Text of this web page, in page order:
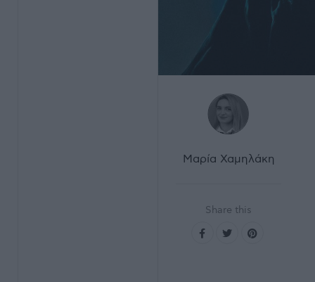
Μαρία Χαμηλάκη
Share this